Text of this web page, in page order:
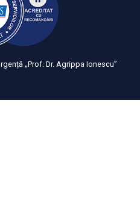
„Prof. Dr. Agrippa Ionescu”